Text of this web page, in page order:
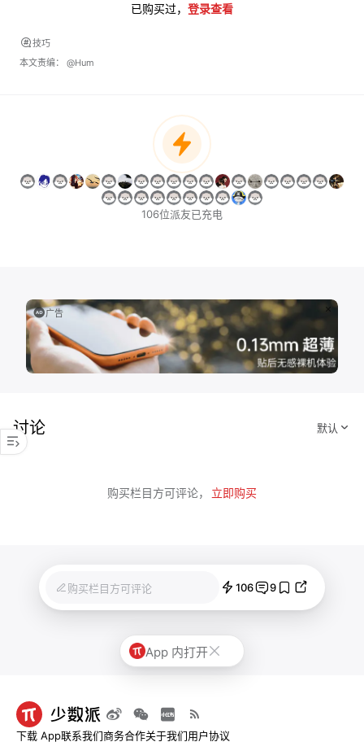
已购买过， 登录查看
技巧
本文责编： @Hum
106位派友已充电
广告
讨论
购买栏目方可评论， 立即购买
购买栏目方可评论 106 9
App 内打开
下载 App联系我们商务合作关于我们用户协议